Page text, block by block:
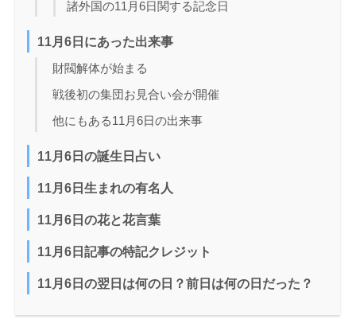
諸外国の11月6日関する記念日
11月6日にあった出来事
財閥解体が始まる
戦後初の集団お見合い会が開催
他にもある11月6日の出来事
11月6日の誕生日占い
11月6日生まれの有名人
11月6日の花と花言葉
11月6日記事の特記クレジット
11月6日の翌日は何の日？前日は何の日だった？